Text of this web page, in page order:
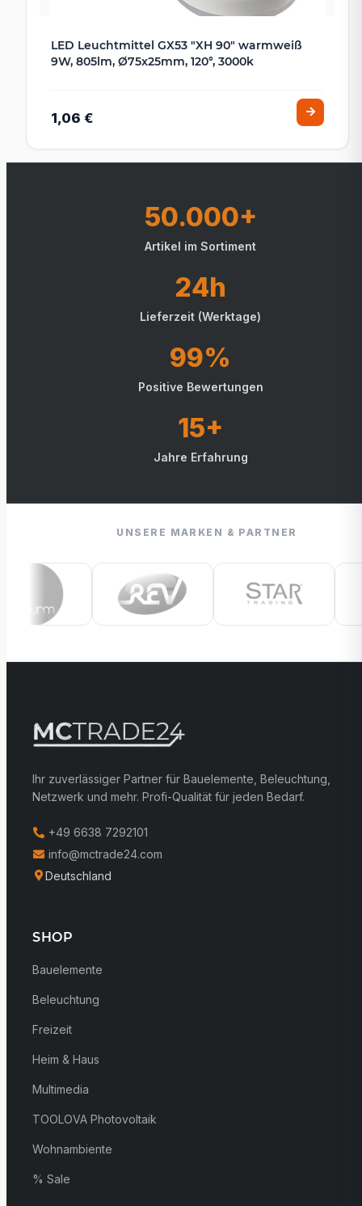
LED Leuchtmittel GX53 "XH 90" warmweiß
9W, 805lm, Ø75x25mm, 120°, 3000k
1,06 €
50.000+
Artikel im Sortiment
24h
Lieferzeit (Werktage)
99%
Positive Bewertungen
15+
Jahre Erfahrung
UNSERE MARKEN & PARTNER
Ihr zuverlässiger Partner für Bauelemente, Beleuchtung,
Netzwerk und mehr. Profi-Qualität für jeden Bedarf.
+49 6638 7292101
info@mctrade24.com
Deutschland
SHOP
Bauelemente
Beleuchtung
Freizeit
Heim & Haus
Multimedia
TOOLOVA Photovoltaik
Wohnambiente
% Sale